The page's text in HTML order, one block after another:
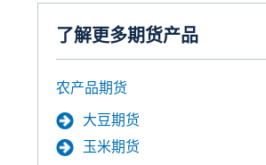
了解更多期货产品
农产品期货
大豆期货
玉米期货